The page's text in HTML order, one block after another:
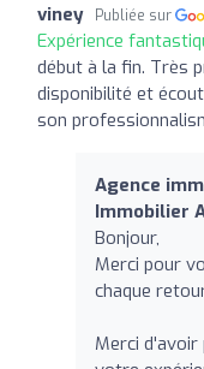
viney Publiée sur
Expérience
début à la fin. Très
disponibilité et
son
Agence
Immobilier
Bonjour,
Merci pour
chaque
Merci